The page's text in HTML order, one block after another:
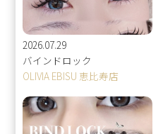
2026.07.29
バインドロック
OLIVIA EBISU 恵比寿店